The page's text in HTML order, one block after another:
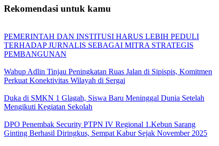
Rekomendasi untuk kamu
PEMERINTAH DAN INSTITUSI HARUS LEBIH PEDULI
TERHADAP JURNALIS SEBAGAI MITRA STRATEGIS
PEMBANGUNAN
Wabup Adlin Tinjau Peningkatan Ruas Jalan di Sipispis, Komitmen
Perkuat Konektivitas Wilayah di Sergai
Duka di SMKN 1 Glagah, Siswa Baru Meninggal Dunia Setelah
Mengikuti Kegiatan Sekolah
DPO Penembak Security PTPN IV Regional 1.Kebun Sarang
Ginting Berhasil Diringkus, Sempat Kabur Sejak November 2025